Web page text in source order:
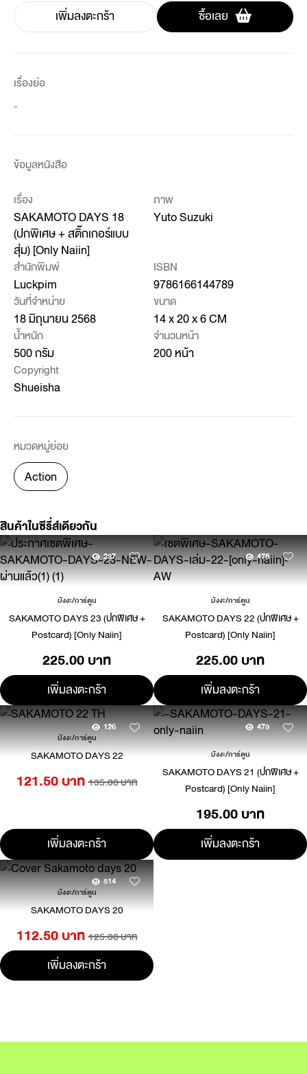
เพิ่มลงตะกร้า ซื้อเลย
เรื่องย่อ
-
ข้อมูลหนังสือ
เรื่อง
SAKAMOTO DAYS 18
(ปกพิเศษ + สติ๊กเกอร์แบบ
สุ่ม) [Only Naiin]
ภาพ
Yuto Suzuki
สำนักพิมพ์
Luckpim
ISBN
9786166144789
วันที่จำหน่าย
18 มิถุนายน 2568
ขนาด
14 x 20 x 6 CM
น้ำหนัก
500 กรัม
จำนวนหน้า
200 หน้า
Copyright
Shueisha
หมวดหมู่ย่อย
Action
สินค้าในซีรี่ส์เดียวกัน
237
มังงะ/การ์ตูน
SAKAMOTO DAYS 23 (ปกพิเศษ +
Postcard) [Only Naiin]
225.00 บาท
เพิ่มลงตะกร้า
478
มังงะ/การ์ตูน
SAKAMOTO DAYS 22 (ปกพิเศษ +
Postcard) [Only Naiin]
225.00 บาท
เพิ่มลงตะกร้า
126
มังงะ/การ์ตูน
SAKAMOTO DAYS 22
121.50 บาท 135.00 บาท
เพิ่มลงตะกร้า
473
มังงะ/การ์ตูน
SAKAMOTO DAYS 21 (ปกพิเศษ +
Postcard) [Only Naiin]
195.00 บาท
เพิ่มลงตะกร้า
514
มังงะ/การ์ตูน
SAKAMOTO DAYS 20
112.50 บาท 125.00 บาท
เพิ่มลงตะกร้า